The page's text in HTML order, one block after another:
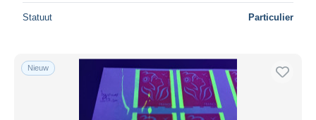
Statuut Particulier
Nieuw